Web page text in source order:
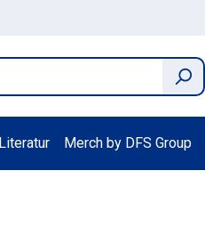
Literatur Merch by DFS Group